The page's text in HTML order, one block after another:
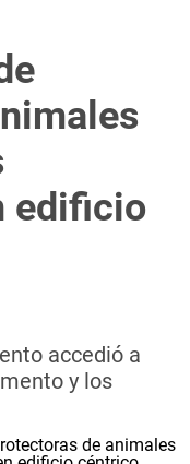
edificio
accedió a
y los